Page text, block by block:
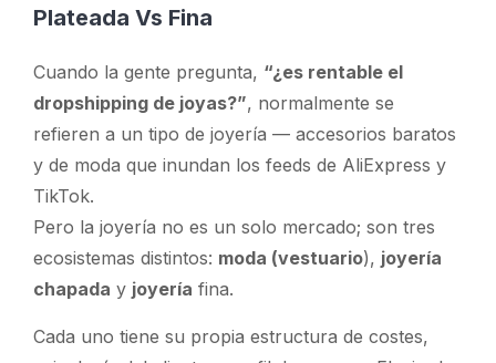
Plateada Vs Fina
Cuando la gente pregunta, “¿es rentable el
dropshipping de joyas?”, normalmente se
refieren a un tipo de joyería — accesorios baratos
y de moda que inundan los feeds de AliExpress y
TikTok.
Pero la joyería no es un solo mercado; son tres
ecosistemas distintos: moda (vestuario), joyería
chapada y joyería fina.
Cada uno tiene su propia estructura de costes,